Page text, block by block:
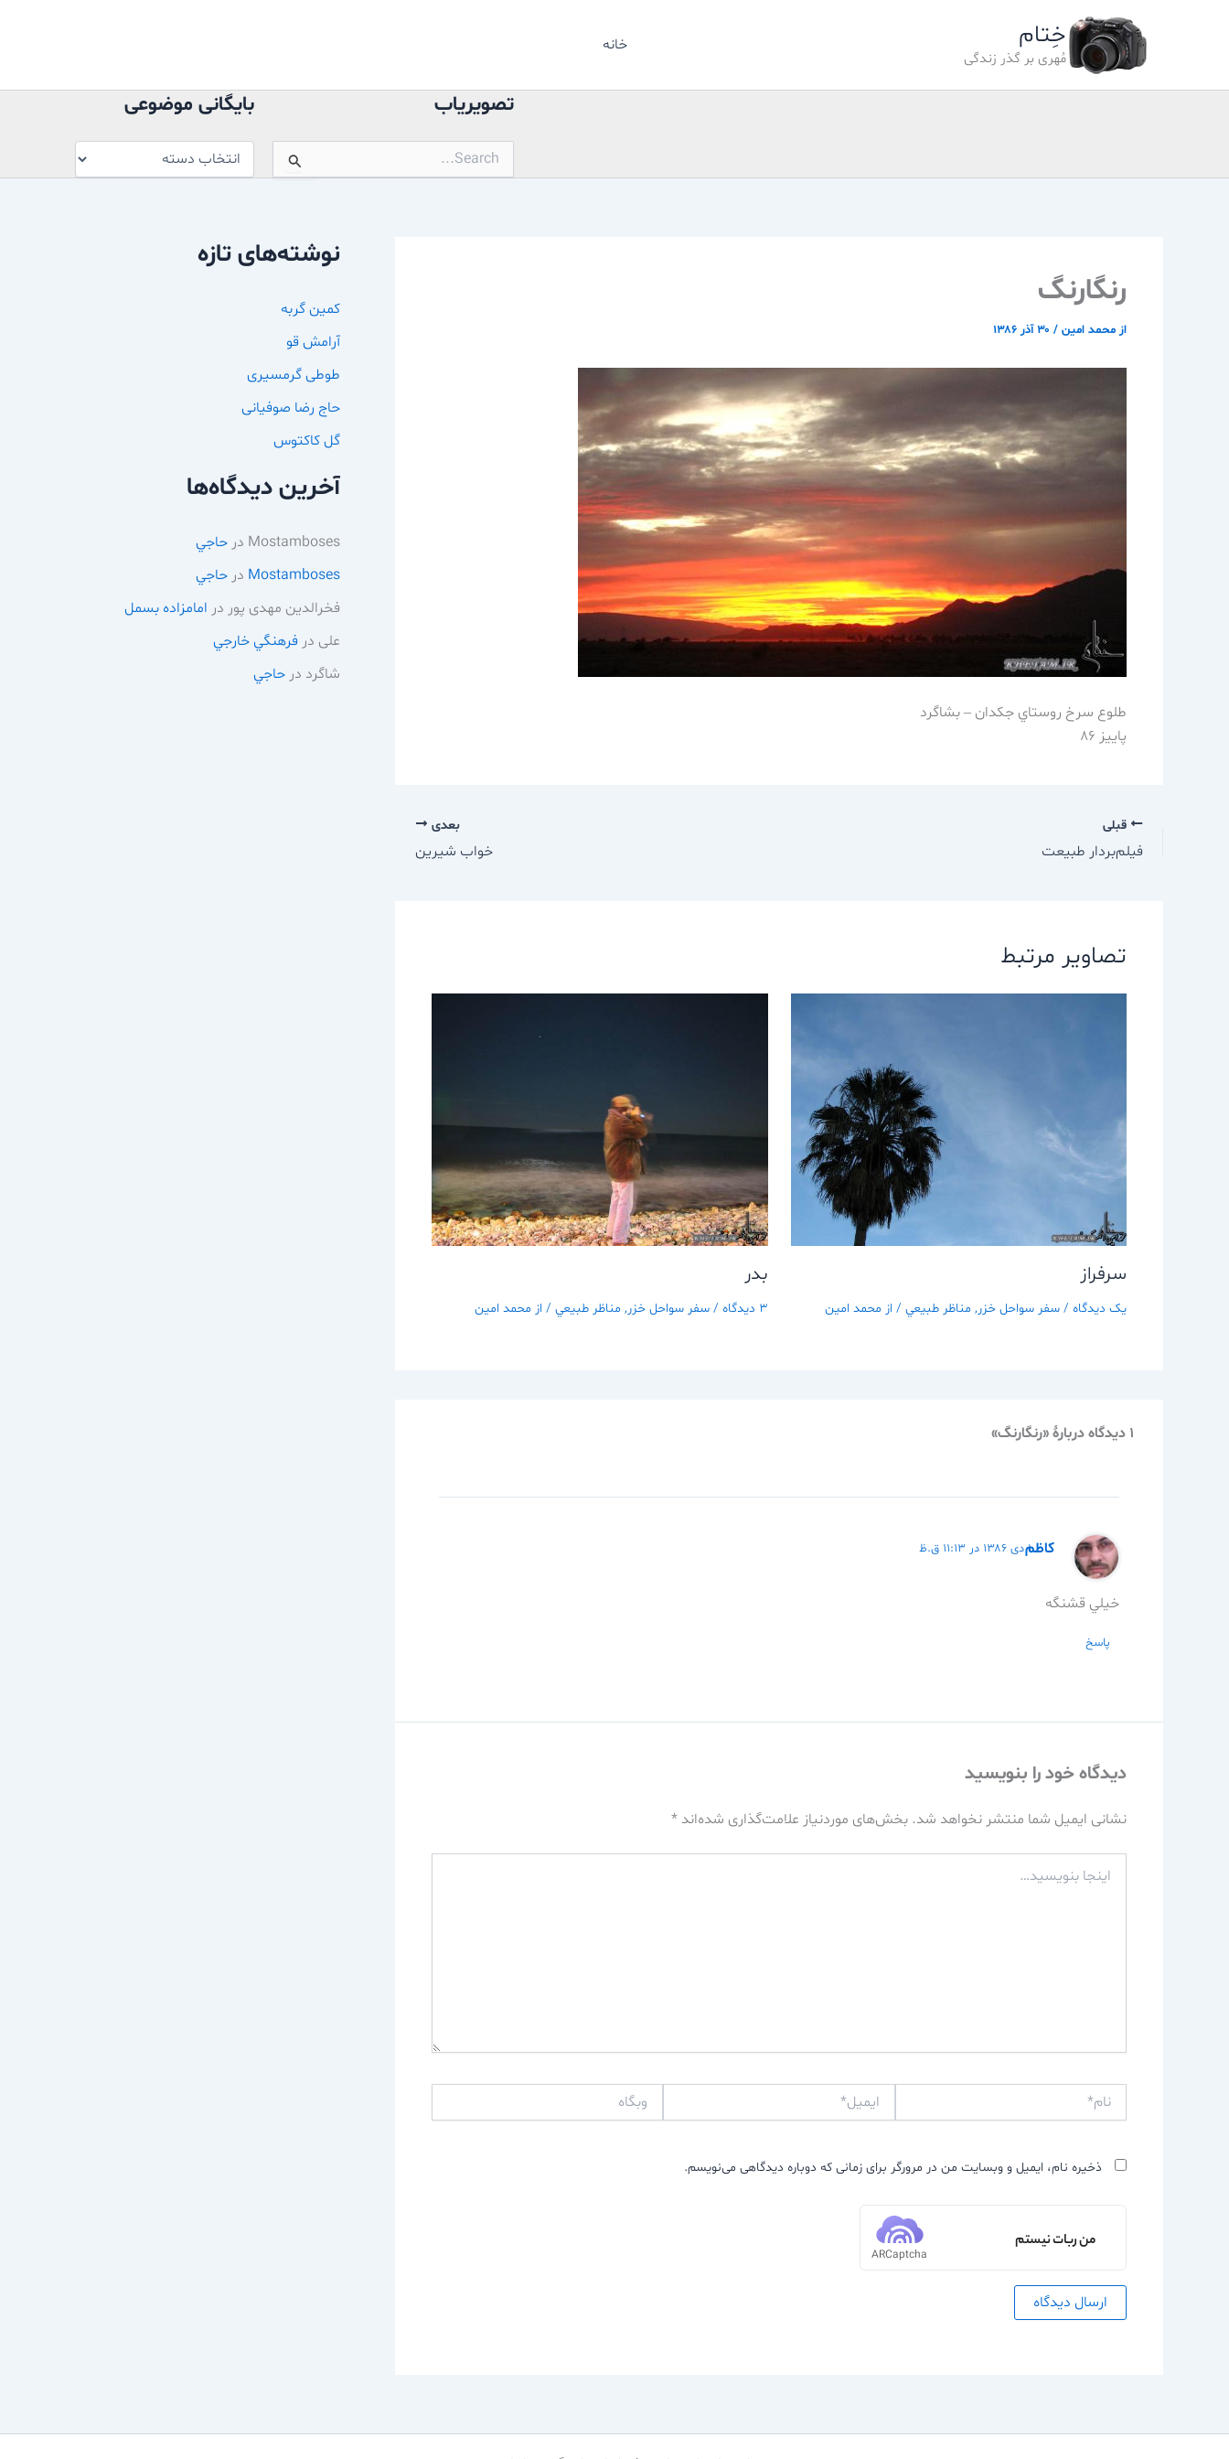
خِتام
مُهری بر گذر زندگی
خانه
تصویریاب
جستجو
برای:
بایگانی موضوعی
رنگارنگ
از محمد امین / ۳۰ آذر ۱۳۸۶
طلوع سرخ روستاي جكدان – بشاگرد
پاييز 86
قبلی
فيلم‌بردار طبيعت
بعدی
خواب شيرين
تصاویر مرتبط
سرفراز
یک دیدگاه / سفر سواحل خزر, مناظر طبيعي / از محمد امین
بدر
3 دیدگاه /سفر سواحل خزر, مناظر طبيعي / از محمد امین
1 دیدگاه دربارهٔ «رنگارنگ»
كاظم
۱ دی ۱۳۸۶ در ۱۱:۱۳ ق.ظ
خيلي قشنگه
پاسخ
دیدگاه‌ خود را بنویسید
نشانی ایمیل شما منتشر نخواهد شد. بخش‌های موردنیاز علامت‌گذاری شده‌اند *
بنویسید…
ذخیره نام، ایمیل و وبسایت من در مرورگر برای زمانی که دوباره دیدگاهی می‌نویسم.
من ربات نیستم
ARCaptcha
نوشته‌های تازه
کمین گربه
آرامش قو
طوطی گرمسیری
حاج رضا صوفیانی
گل کاکتوس
آخرین دیدگاه‌ها
Mostamboses در حاجي
Mostamboses در حاجي
فخرالدین مهدی پور در امامزاده بسمل
علی در فرهنگي خارجي
شاگرد در حاجي